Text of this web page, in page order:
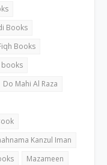
Books
Books
books
Do Mahi Al Raza
Kanzul Iman
Mazameen